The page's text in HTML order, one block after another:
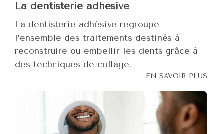
La dentisterie adhésive
La dentisterie adhésive regroupe
l’ensemble des traitements destinés à
reconstruire ou embellir les dents grâce à
des techniques de collage.
EN SAVOIR PLUS